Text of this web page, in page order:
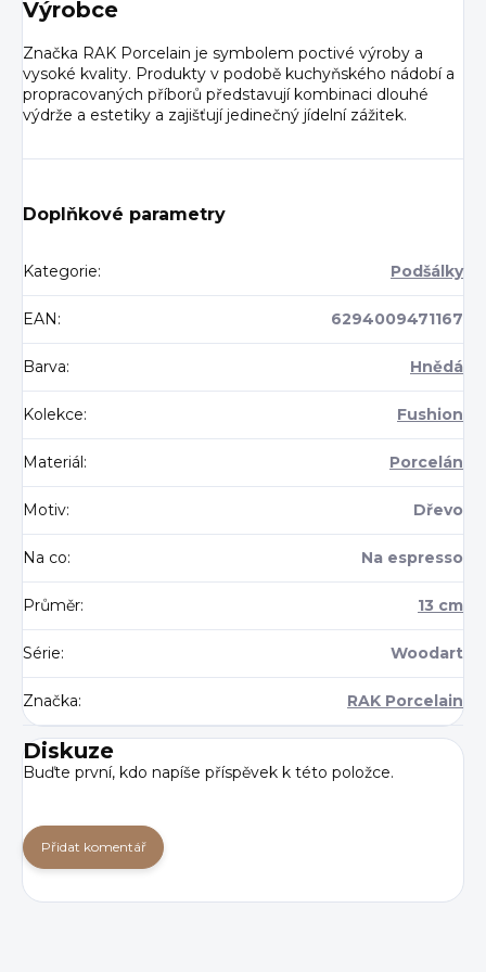
Výrobce
Značka RAK Porcelain je symbolem poctivé výroby a
vysoké kvality. Produkty v podobě kuchyňského nádobí a
propracovaných příborů představují kombinaci dlouhé
výdrže a estetiky a zajišťují jedinečný jídelní zážitek.
Doplňkové parametry
Kategorie: Podšálky
EAN : 6294009471167
Barva: Hnědá
Kolekce: Fushion
Materiál : Porcelán
Motiv: Dřevo
Na co: Na espresso
Průměr: 13 cm
Série: Woodart
Značka: RAK Porcelain
Diskuze
Buďte první, kdo napíše příspěvek k této položce.
Přidat komentář